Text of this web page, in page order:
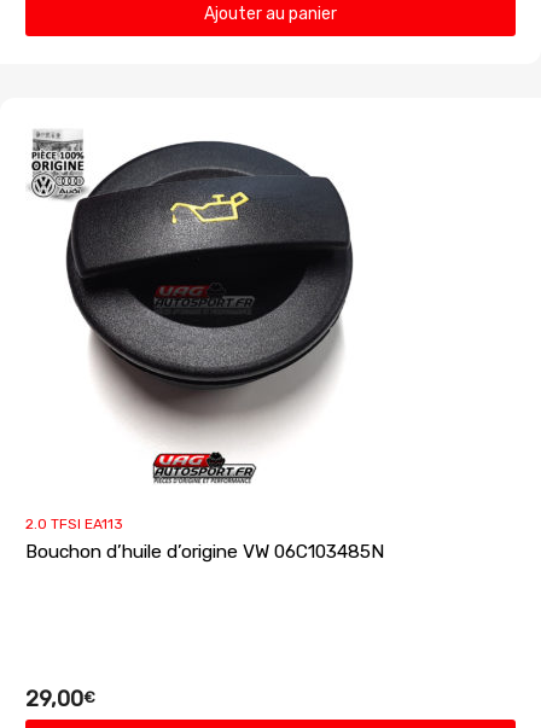
Ajouter au panier
2.0 TFSI EA113
Bouchon d’huile d’origine VW 06C103485N
29,00€